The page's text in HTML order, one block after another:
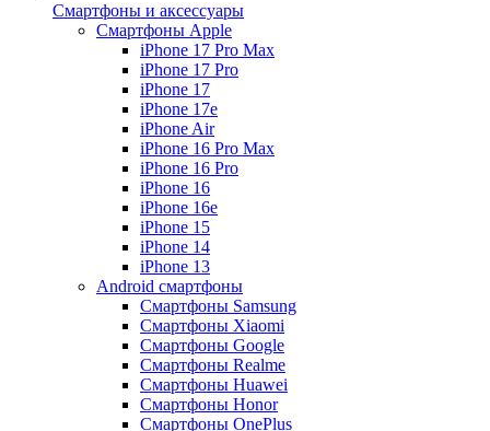
Смартфоны и аксессуары
Смартфоны Apple
iPhone 17 Pro Max
iPhone 17 Pro
iPhone 17
iPhone 17e
iPhone Air
iPhone 16 Pro Max
iPhone 16 Pro
iPhone 16
iPhone 16e
iPhone 15
iPhone 14
iPhone 13
Android cмартфоны
Смартфоны Samsung
Смартфоны Xiaomi
Смартфоны Google
Смартфоны Realme
Смартфоны Huawei
Смартфоны Honor
Смартфоны OnePlus